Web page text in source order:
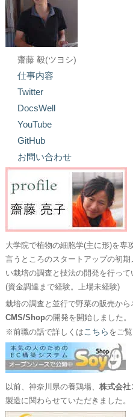
齋藤 毅(ツヨシ)
仕事内容
Twitter
DocsWell
YouTube
GitHub
お問い合わせ
大学院で植物の細胞学(主に形)を専
言うところのスタートアップの初
い栽培の調査と技法の開発を行って
(資金調達まで経験。上場未経験)
栽培の調査と並行で野菜の販売か
CMS/Shopの開発を開始しました。
※前職の話で詳しくは こちら をご覧
以前、神奈川県の養鶏場、 株式会社
製造に関わらせていただきました。